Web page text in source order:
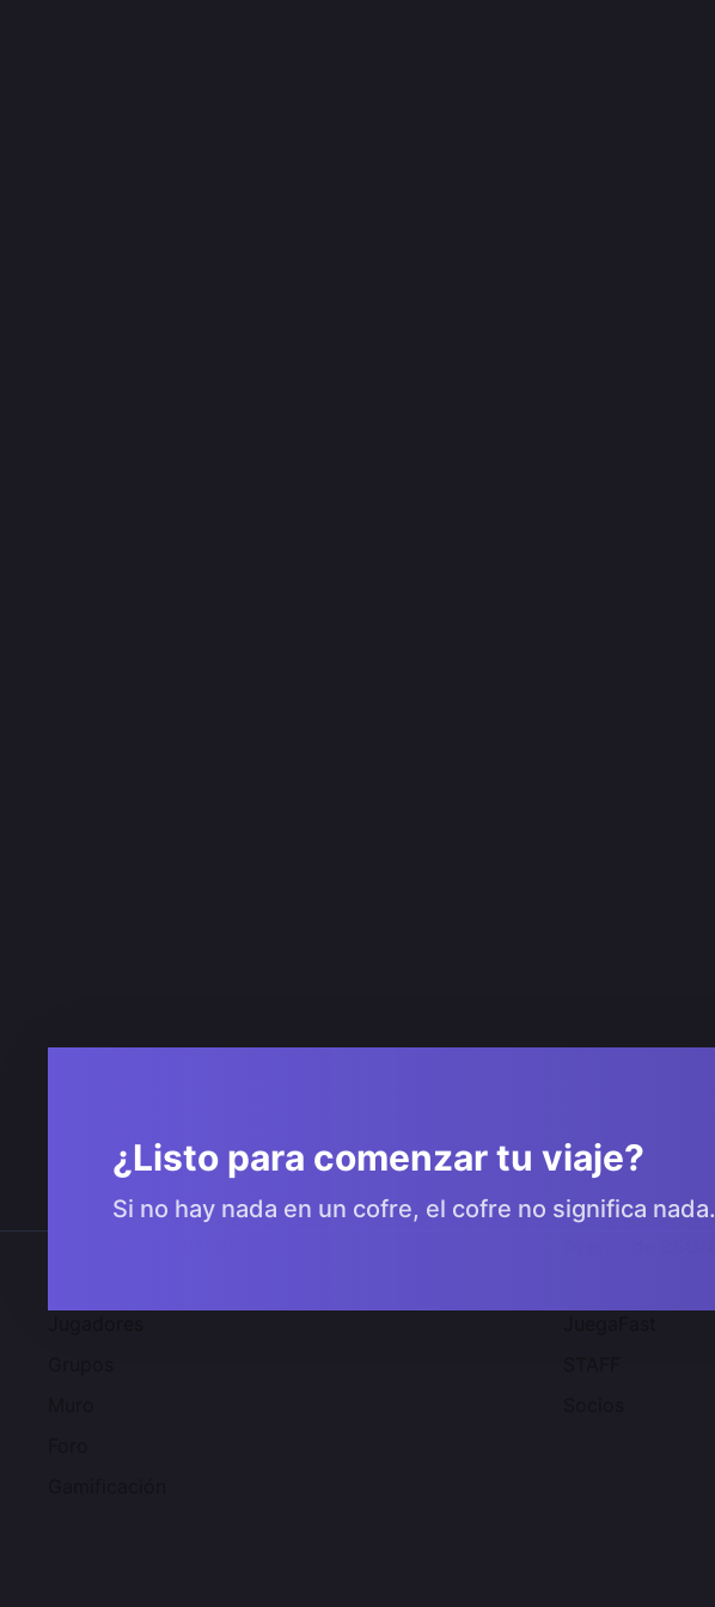
¿Listo para comenzar tu viaje?
Si no hay nada en un cofre, el cofre no significa nada.